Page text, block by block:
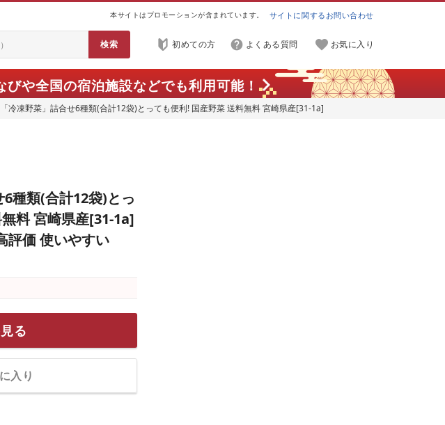
本サイトはプロモーションが含まれています。 サイトに関するお問い合わせ
初めての方 よくある質問 お気に入り
びや全国の宿泊施設などでも利用可能！
冷凍野菜」詰合せ6種類(合計12袋)とっても便利! 国産野菜 送料無料 宮崎県産[31-1a]
種類(合計12袋)とっ
料 宮崎県産[31-1a]
評価 使いやすい
る
入り